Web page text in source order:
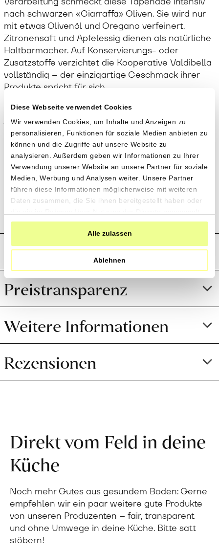
Diese Webseite verwendet Cookies
Wir verwenden Cookies, um Inhalte und Anzeigen zu
personalisieren, Funktionen für soziale Medien anbieten zu
können und die Zugriffe auf unsere Website zu
analysieren. Außerdem geben wir Informationen zu Ihrer
Verwendung unserer Website an unsere Partner für soziale
Medien, Werbung und Analysen weiter. Unsere Partner
führen diese Informationen möglicherweise mit weiteren
Daten zusammen, die Sie ihnen bereitgestellt haben oder
haben.
Alle zulassen
Ablehnen
nach schwarzen «Giarraffa» Oliven. Sie wird nur
mit etwas Olivenöl und Oregano verfeinert.
Zitronensaft und Apfelessig dienen als natürliche
Haltbarmacher. Auf Konservierungs- oder
Zusatzstoffe verzichtet die Kooperative Valdibella
vollständig – der einzigartige Geschmack ihrer
Produkte spricht für sich.
Anwendung
Die Tapenade eignet sich als Apéro-Klassiker auf
der Brotscheibe oder als Dip, kann jedoch auch
mit einem Teller Pasta genossen werden.
Besonders fein: Penne mit frischen oder
getrockneten Tomaten und grüner Oliven-
Tapenade.
Produktion und Anbau
Preistransparenz
Weitere Informationen
Rezensionen
Direkt vom Feld in deine
Küche
Noch mehr Gutes aus gesundem Boden: Gerne
empfehlen wir ein paar weitere gute Produkte
von unseren Produzenten – fair, transparent
und ohne Umwege in deine Küche. Bitte satt
stöbern!